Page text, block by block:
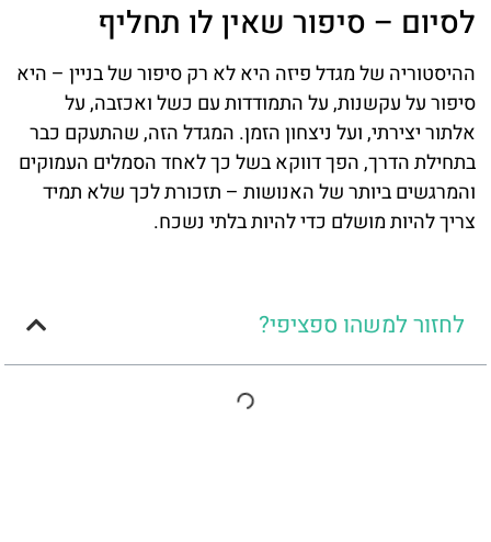
לסיום – סיפור שאין לו תחליף
ההיסטוריה של מגדל פיזה היא לא רק סיפור של בניין – היא
סיפור על עקשנות, על התמודדות עם כשל ואכזבה, על
אלתור יצירתי, ועל ניצחון הזמן. המגדל הזה, שהתעקם כבר
בתחילת הדרך, הפך דווקא בשל כך לאחד הסמלים העמוקים
והמרגשים ביותר של האנושות – תזכורת לכך שלא תמיד
צריך להיות מושלם כדי להיות בלתי נשכח.
לחזור למשהו ספציפי?